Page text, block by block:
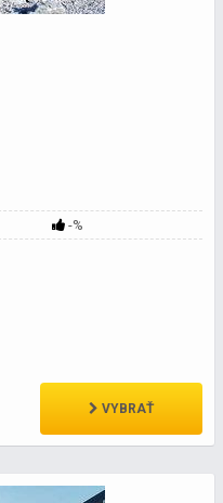
-%
VYBRAŤ